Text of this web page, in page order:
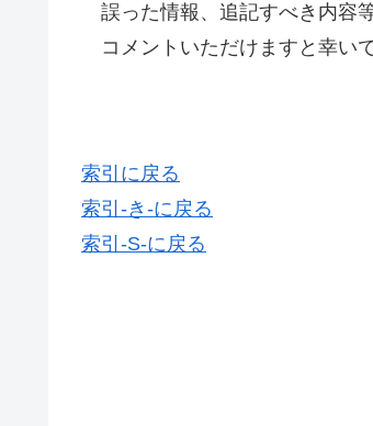
誤った情報、追記すべき内容
コメントいただけますと幸いで
索引に戻る
索引-き-に戻る
索引-S-に戻る